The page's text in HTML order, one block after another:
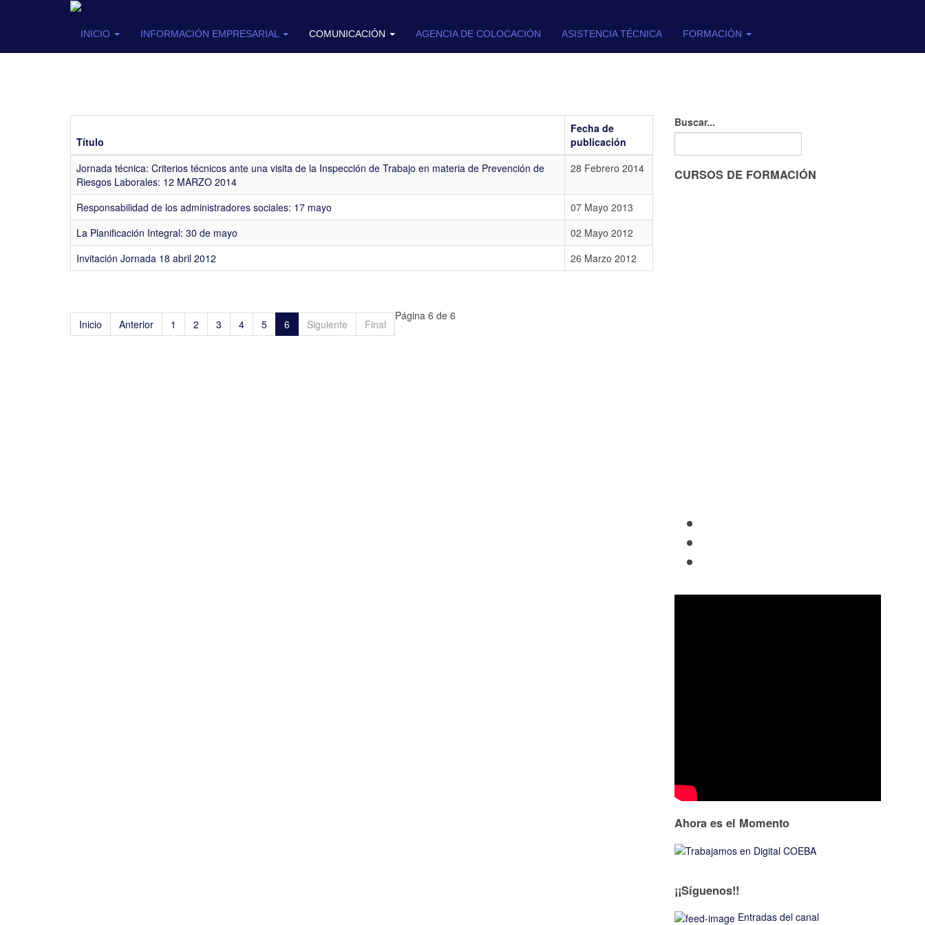
INICIO INFORMACIÓN EMPRESARIAL COMUNICACIÓN AGENCIA DE COLOCACIÓN ASISTENCIA TÉCNICA FORMACIÓN
Título
Fecha de
publicación
Jornada técnica: Criterios técnicos ante una visita de la Inspección de Trabajo en materia de Prevención de
Riesgos Laborales: 12 MARZO 2014
28 Febrero 2014
Responsabilidad de los administradores sociales: 17 mayo
07 Mayo 2013
La Planificación Integral: 30 de mayo
02 Mayo 2012
Invitación Jornada 18 abril 2012
26 Marzo 2012
Página 6 de 6
Inicio Anterior 1 2 3 4 5 6 Siguiente Final
Buscar...
CURSOS DE FORMACIÓN
Ahora es el Momento
¡¡Síguenos!!
Entradas del canal